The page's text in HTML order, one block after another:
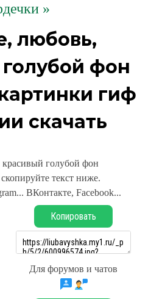
»
любовь,
фон
гиф
скачать
голубой фон
текст ниже.
ВКонтакте, Facebook...
Копировать
Для форумов и чатов